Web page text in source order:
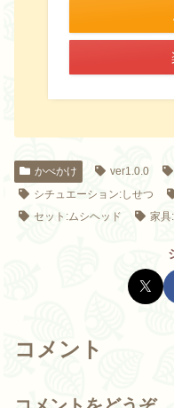
かべかけ ver1.0.0
シチュエーション:しせつ
セット:ムシヘッド
家具
コメント